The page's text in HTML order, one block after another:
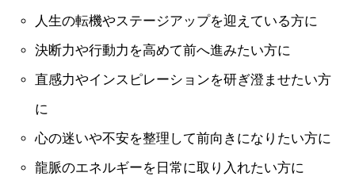
人生の転機やステージアップを迎えている方に
決断力や行動力を高めて前へ進みたい方に
直感力やインスピレーションを研ぎ澄ませたい方
に
心の迷いや不安を整理して前向きになりたい方に
龍脈のエネルギーを日常に取り入れたい方に